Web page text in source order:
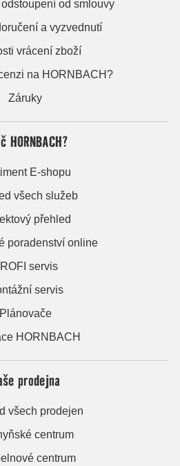
od smlouvy
a vyzvednutí
vrácení zboží
na HORNBACH?
Záruky
HORNBACH?
E-shopu
všech služeb
přehled
poradenství online
servis
servis
Plánovače
HORNBACH
prodejna
všech prodejen
centrum
centrum